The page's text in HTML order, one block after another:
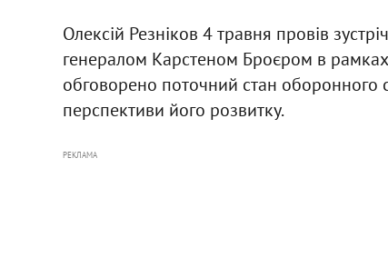
Олексій Резніков 4 травня провів
генералом Карстеном Броєром в рамках
обговорено поточний стан оборонного
перспективи його розвитку.
РЕКЛАМА